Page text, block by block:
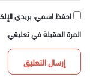
احفظ اسمي، بريدي
المرة المقبلة في تعليقي.